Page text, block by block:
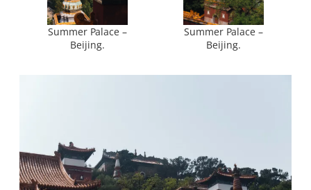
Summer Palace –
Beijing.
Summer Palace –
Beijing.